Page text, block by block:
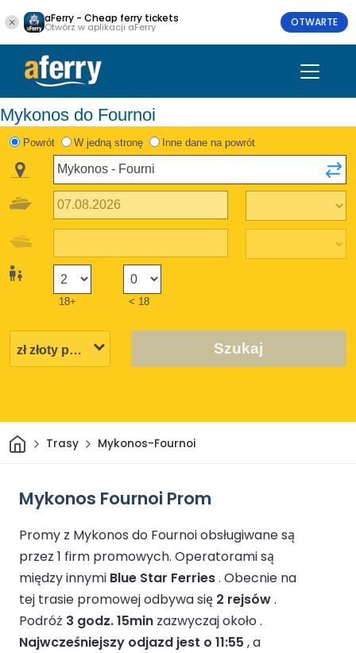
aFerry - Cheap ferry tickets
Otwórz w aplikacji aFerry OTWARTE
Mykonos do Fournoi
Powrót W jedną stronę Inne dane na powrót
18+ < 18
Szukaj
DomTrasy Mykonos-Fournoi
Mykonos Fournoi Prom
Promy z Mykonos do Fournoi obsługiwane są
przez 1 firm promowych. Operatorami są
między innymi Blue Star Ferries. Obecnie na
tej trasie promowej odbywa się 2 rejsów.
Podróż 3 godz. 15min zazwyczaj około .
Najwcześniejszy odjazd jest o 11:55 , a